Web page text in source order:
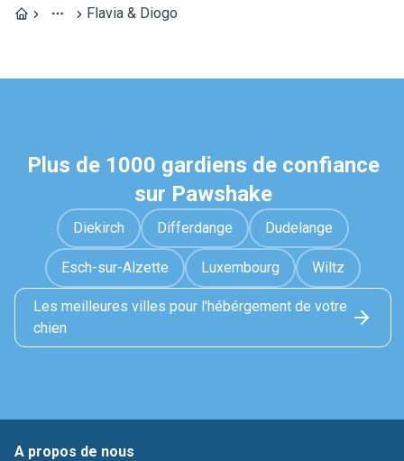
Flavia & Diogo
Plus de 1000 gardiens de confiance
sur Pawshake
Diekirch Differdange Dudelange
Esch-sur-Alzette Luxembourg Wiltz
Les meilleures villes pour l'hébérgement de votre
chien
A propos de nous